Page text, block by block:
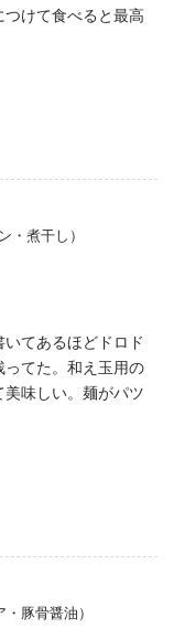
けて食べると最高
・煮干し）
てあるほどドロド
ってた。和え玉用の
味しい。麺がパツ
豚骨醤油）